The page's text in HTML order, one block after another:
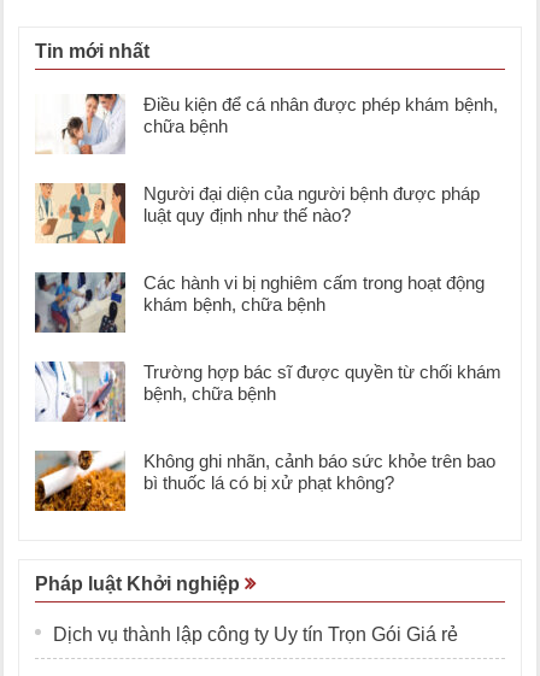
Tin mới nhất
Điều kiện để cá nhân được phép khám bệnh,
chữa bệnh
Người đại diện của người bệnh được pháp
luật quy định như thế nào?
Các hành vi bị nghiêm cấm trong hoạt động
khám bệnh, chữa bệnh
Trường hợp bác sĩ được quyền từ chối khám
bệnh, chữa bệnh
Không ghi nhãn, cảnh báo sức khỏe trên bao
bì thuốc lá có bị xử phạt không?
Pháp luật Khởi nghiệp
Dịch vụ thành lập công ty Uy tín Trọn Gói Giá rẻ